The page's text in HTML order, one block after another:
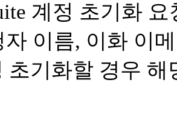
계정 초기화 요
자 이름, 이화 이
초기화할 경우